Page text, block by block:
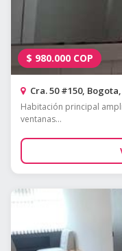
$ 980.000 COP
Cra. 50 #150,
Habitación principal
ventanas...